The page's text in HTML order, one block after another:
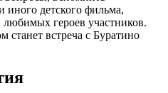
иного детского фильма,
любимых героев участников.
встреча с Буратино